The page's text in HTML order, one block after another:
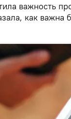
важность
как важна